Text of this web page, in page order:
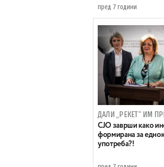
пред 7 години
СЈО заврши како
формирана за
употреба?!